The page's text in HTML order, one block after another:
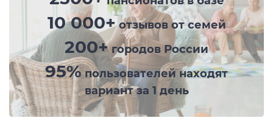
10 000+отзывов от семей
200+городов России
95%пользователей находят
вариант за 1 день